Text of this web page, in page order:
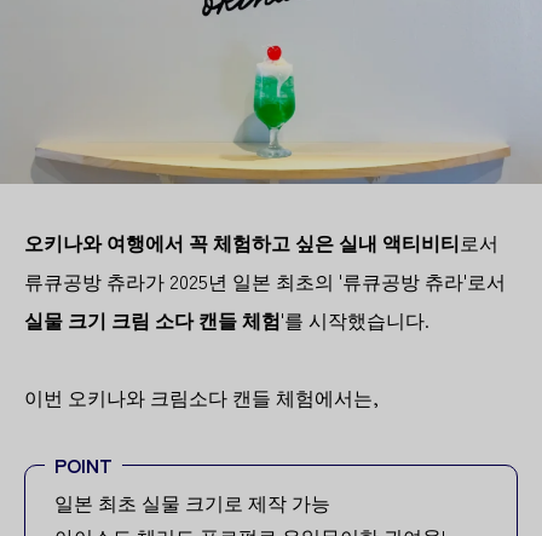
오키나와 여행에서 꼭 체험하고 싶은 실내 액티비티로서
류큐공방 츄라가 2025년 일본 최초의 '류큐공방 츄라'로서
실물 크기 크림 소다 캔들 체험'를 시작했습니다.
이번 오키나와 크림소다 캔들 체험에서는,
POINT
일본 최초 실물 크기로 제작 가능